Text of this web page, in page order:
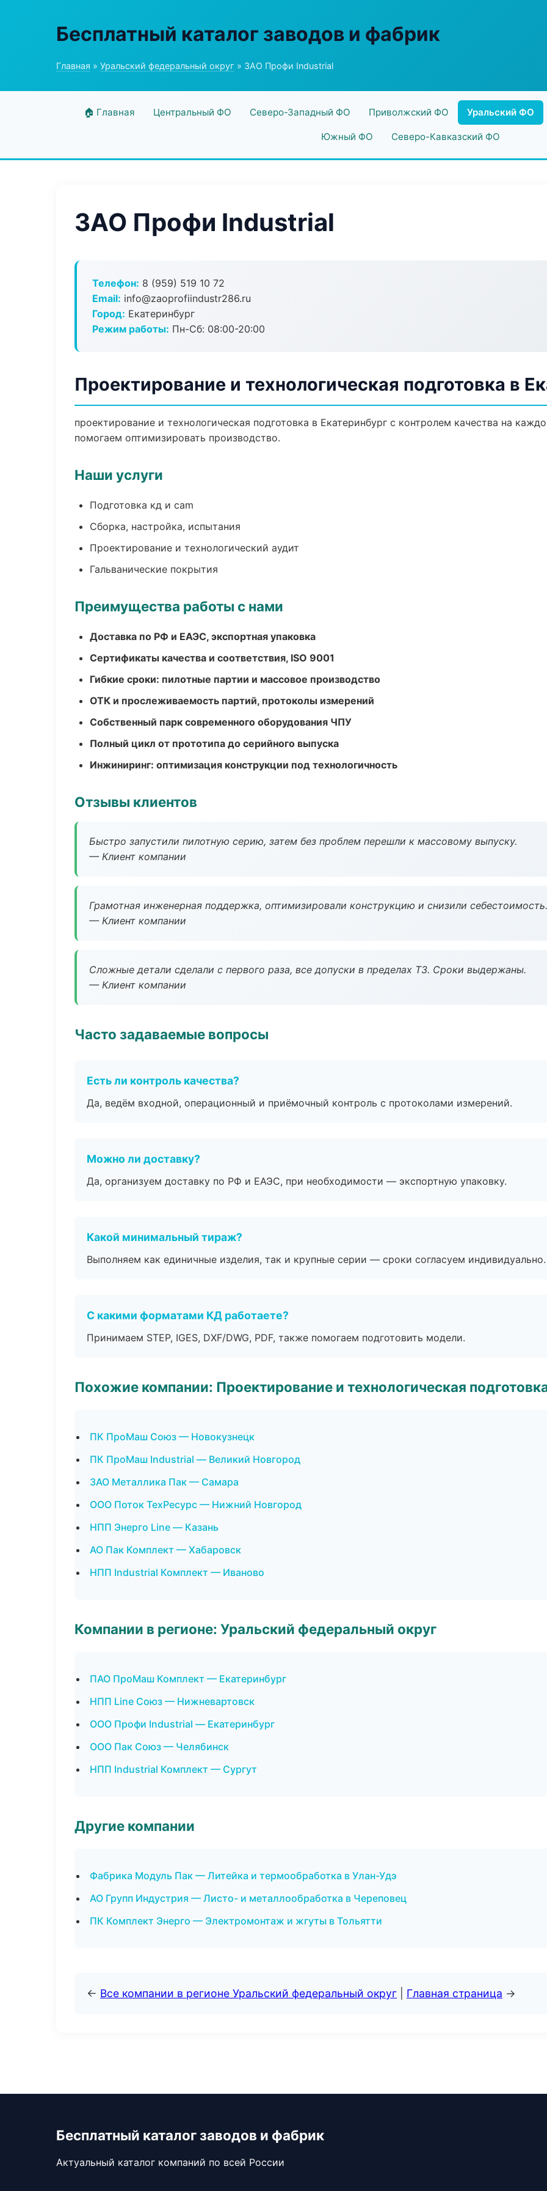
Бесплатный каталог заводов и фабрик
Главная » Уральский федеральный округ » ЗАО Профи Industrial
🏠 Главная Центральный ФО Северо-Западный ФО Приволжский ФО Уральский ФО
Южный ФО Северо-Кавказский ФО
ЗАО Профи Industrial
Телефон: 8 (959) 519 10 72
Email: info@zaoprofiindustr286.ru
Город: Екатеринбург
Режим работы: Пн-Сб: 08:00-20:00
Проектирование и технологическая подготовка в
проектирование и технологическая подготовка в Екатеринбург с контролем качества на
помогаем оптимизировать производство.
Наши услуги
Подготовка кд и cam
Сборка, настройка, испытания
Проектирование и технологический аудит
Гальванические покрытия
Преимущества работы с нами
Доставка по РФ и ЕАЭС, экспортная упаковка
Сертификаты качества и соответствия, ISO 9001
Гибкие сроки: пилотные партии и массовое производство
ОТК и прослеживаемость партий, протоколы измерений
Собственный парк современного оборудования ЧПУ
Полный цикл от прототипа до серийного выпуска
Инжиниринг: оптимизация конструкции под технологичность
Отзывы клиентов
Быстро запустили пилотную серию, затем без проблем перешли к массовому выпуску.
— Клиент компании
Грамотная инженерная поддержка, оптимизировали конструкцию и снизили себестоимость.
— Клиент компании
Сложные детали сделали с первого раза, все допуски в пределах ТЗ. Сроки выдержаны.
— Клиент компании
Часто задаваемые вопросы
Есть ли контроль качества?
Да, ведём входной, операционный и приёмочный контроль с протоколами измерений.
Можно ли доставку?
Да, организуем доставку по РФ и ЕАЭС, при необходимости — экспортную упаковку.
Какой минимальный тираж?
Выполняем как единичные изделия, так и крупные серии — сроки согласуем индивидуально.
С какими форматами КД работаете?
Принимаем STEP, IGES, DXF/DWG, PDF, также помогаем подготовить модели.
Похожие компании: Проектирование и технологическая
ПК ПроМаш Союз — Новокузнецк
ПК ПроМаш Industrial — Великий Новгород
ЗАО Металлика Пак — Самара
ООО Поток ТехРесурс — Нижний Новгород
НПП Энерго Line — Казань
АО Пак Комплект — Хабаровск
НПП Industrial Комплект — Иваново
Компании в регионе: Уральский федеральный округ
ПАО ПроМаш Комплект — Екатеринбург
НПП Line Союз — Нижневартовск
ООО Профи Industrial — Екатеринбург
ООО Пак Союз — Челябинск
НПП Industrial Комплект — Сургут
Другие компании
Фабрика Модуль Пак — Литейка и термообработка в Улан-Удэ
АО Групп Индустрия — Листо- и металлообработка в Череповец
ПК Комплект Энерго — Электромонтаж и жгуты в Тольятти
← Все компании в регионе Уральский федеральный округ Главная страница →
Бесплатный каталог заводов и фабрик
Актуальный каталог компаний по всей России